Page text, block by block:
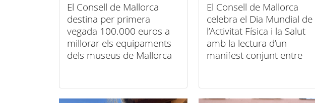
El Consell de Mallorca
destina per primera
vegada 100.000 euros a
millorar els equipaments
dels museus de Mallorca
El Consell de Mallorca
celebra el Dia Mundial de
l’Activitat Física i la Salut
amb la lectura d’un
manifest conjunt entre